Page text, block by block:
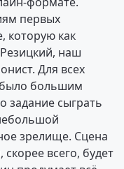
первых
которую как
наш
Для всех
было большим
задание сыграть
зрелище. Сцена
всего, будет